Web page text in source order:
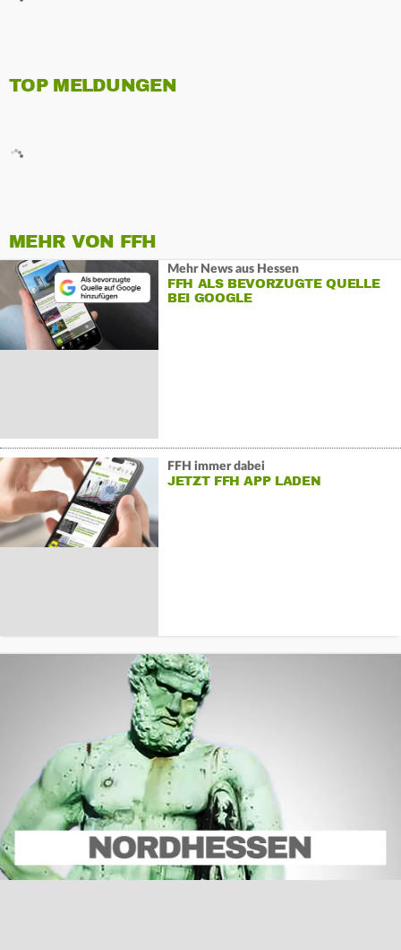
TOP MELDUNGEN
MEHR VON FFH
Mehr News aus Hessen
FFH ALS BEVORZUGTE QUELLE
BEI GOOGLE
FFH immer dabei
JETZT FFH APP LADEN